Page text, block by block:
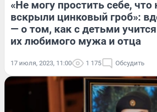
«Не могу простить себе, что
вскрыли цинковый гроб»:
— о том, как с детьми
их любимого мужа и отца
17 июля, 2023, 11:00 1 175 Обсудить